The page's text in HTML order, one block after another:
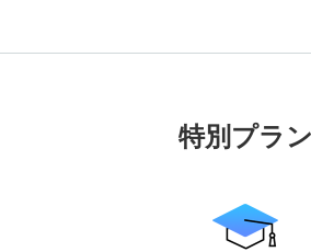
特別プラン